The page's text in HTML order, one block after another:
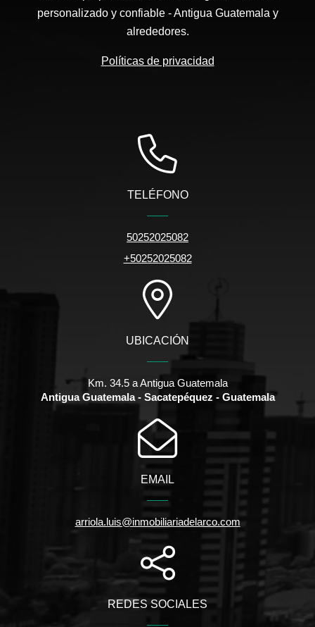
personalizado y confiable - Antigua Guatemala y
alrededores.
Políticas de privacidad
TELÉFONO
50252025082
+50252025082
UBICACIÓN
Km. 34.5 a Antigua Guatemala
Antigua Guatemala - Sacatepéquez - Guatemala
EMAIL
arriola.luis@inmobiliariadelarco.com
REDES SOCIALES